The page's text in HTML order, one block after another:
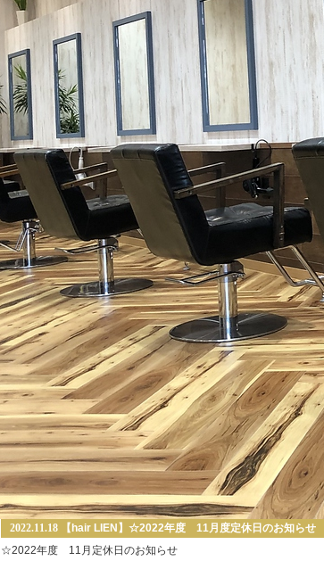
2022.11.18
【hair LIEN】☆2022年度 11月度定休日のお知らせ
☆2022年度 11月定休日のお知らせ